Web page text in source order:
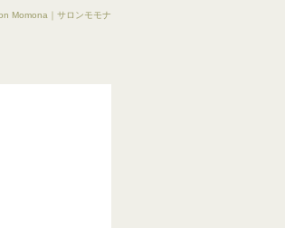
Momona｜サロンモモナ